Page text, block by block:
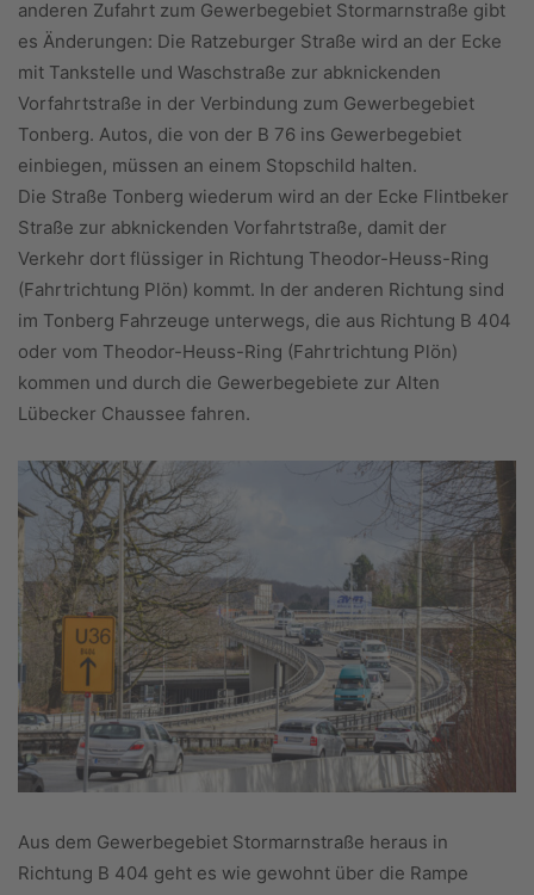
anderen Zufahrt zum Gewerbegebiet Stormarnstraße gibt
es Änderungen: Die Ratzeburger Straße wird an der Ecke
mit Tankstelle und Waschstraße zur abknickenden
Vorfahrtstraße in der Verbindung zum Gewerbegebiet
Tonberg. Autos, die von der B 76 ins Gewerbegebiet
einbiegen, müssen an einem Stopschild halten.
Die Straße Tonberg wiederum wird an der Ecke Flintbeker
Straße zur abknickenden Vorfahrtstraße, damit der
Verkehr dort flüssiger in Richtung Theodor-Heuss-Ring
(Fahrtrichtung Plön) kommt. In der anderen Richtung sind
im Tonberg Fahrzeuge unterwegs, die aus Richtung B 404
oder vom Theodor-Heuss-Ring (Fahrtrichtung Plön)
kommen und durch die Gewerbegebiete zur Alten
Lübecker Chaussee fahren.
Aus dem Gewerbegebiet Stormarnstraße heraus in
Richtung B 404 geht es wie gewohnt über die Rampe